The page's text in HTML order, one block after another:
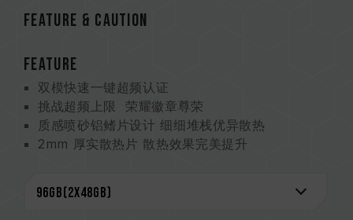
Feature & CAUTION
FEATURE
双模快速一键超频认证
挑战超频上限 荣耀徽章尊荣
质感喷砂铝鳍片设计 细细堆栈优异散热
2mm 厚实散热片 散热效果完美提升
On-Die ECC 除错机制 系统更稳定